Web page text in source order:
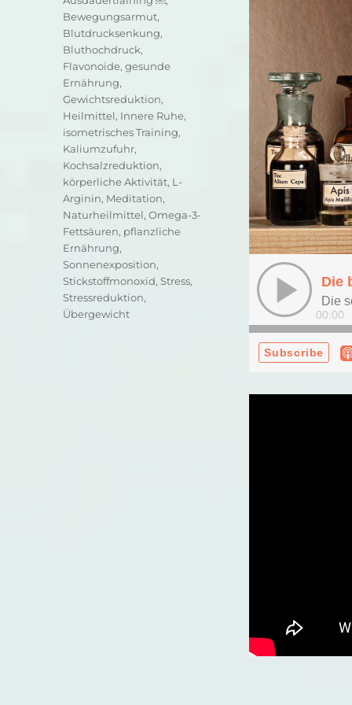
Bewegungsarmut,
Blutdrucksenkung,
Bluthochdruck,
Flavonoide,gesunde
Ernährung,
Gewichtsreduktion,
Heilmittel, Innere Ruhe,
isometrisches Training,
Kaliumzufuhr,
Kochsalzreduktion,
körperliche Aktivität, L-
Arginin, Meditation,
Naturheilmittel,Omega-3-
Fettsäuren, pflanzliche
Ernährung,
Sonnenexposition,
Stickstoffmonoxid,Stress,
Stressreduktion,
Übergewicht